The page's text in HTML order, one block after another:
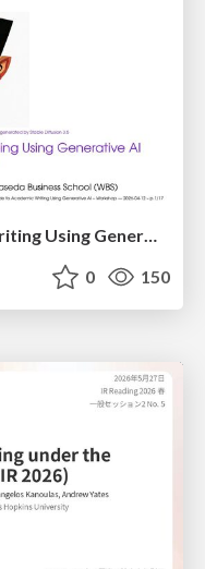
AY 2026 Guide to Academic Writing Using Generative AI - Workshop
0 150